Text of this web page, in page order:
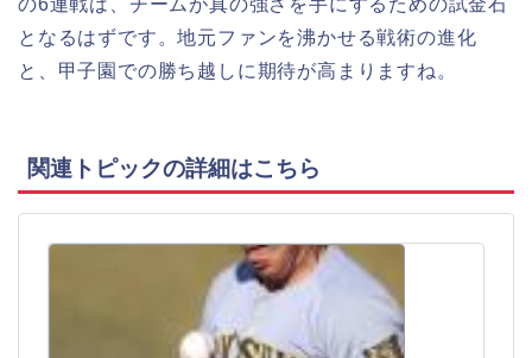
の6連戦は、チームが真の強さを手にするための試金石
となるはずです。地元ファンを沸かせる戦術の進化
と、甲子園での勝ち越しに期待が高まりますね。
関連トピックの詳細はこちら